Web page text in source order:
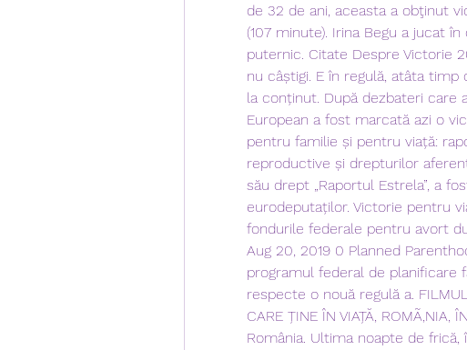
de 32 de ani, aceasta a obţinut
(107 minute). Irina Begu a jucat
puternic. Citate Despre Victorie
nu câștigi. E în regulă, atâta
la conținut. După dezbateri care
European a fost marcată azi o
pentru familie și pentru viață:
reproductive și drepturilor
său drept „Raportul Estrela”, a
eurodeputaților. Victorie pentru
fondurile federale pentru avort
Aug 20, 2019 0 Planned
programul federal de planificare
respecte o nouă regulă a.
CARE ȚINE ÎN VIAȚĂ‚
România. Ultima noapte de